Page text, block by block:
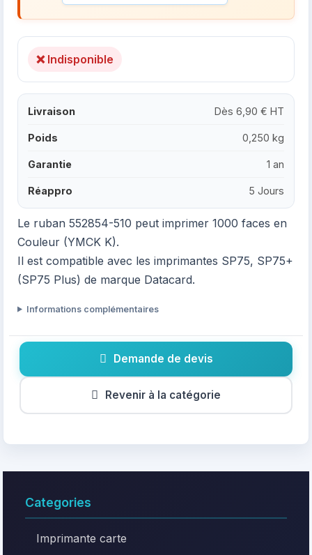
❌ Indisponible
Livraison Dès 6,90 € HT
Poids 0,250 kg
Garantie 1 an
Réappro 5 Jours
Le ruban 552854-510 peut imprimer 1000 faces en
Couleur (YMCK K).
Il est compatible avec les imprimantes SP75, SP75+
(SP75 Plus) de marque Datacard.
Informations complémentaires
Demande de devis
Revenir à la catégorie
Categories
Imprimante carte